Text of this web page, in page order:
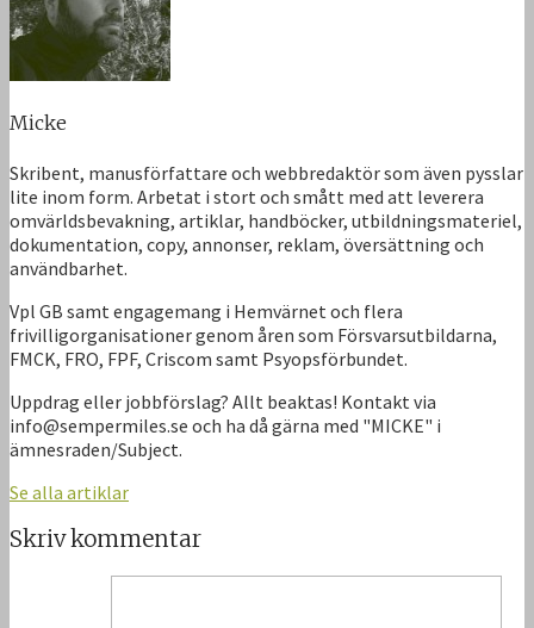
Micke
Skribent, manusförfattare och webbredaktör som även pysslar
lite inom form. Arbetat i stort och smått med att leverera
omvärldsbevakning, artiklar, handböcker, utbildningsmateriel,
dokumentation, copy, annonser, reklam, översättning och
användbarhet.
Vpl GB samt engagemang i Hemvärnet och flera
frivilligorganisationer genom åren som Försvarsutbildarna,
FMCK, FRO, FPF, Criscom samt Psyopsförbundet.
Uppdrag eller jobbförslag? Allt beaktas! Kontakt via
info@sempermiles.se och ha då gärna med "MICKE" i
ämnesraden/Subject.
Se alla artiklar
Skriv kommentar